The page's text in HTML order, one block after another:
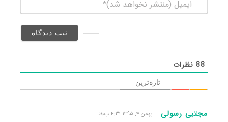
(منتشر
88نظرات
تازه‌ترین
مجتبی رسولی بهمن ۴, ۱۳۹۵ ۴:۳۱ ب٫ظ